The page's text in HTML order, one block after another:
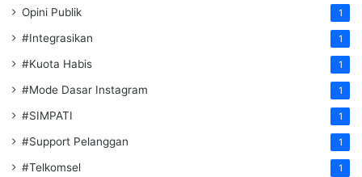
Opini Publik 1
#Integrasikan 1
#Kuota Habis 1
#Mode Dasar Instagram 1
#SIMPATI 1
#Support Pelanggan 1
#Telkomsel 1